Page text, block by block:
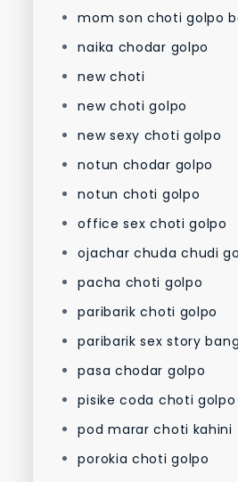
mom son choti golpo
naika chodar golpo
new choti
new choti golpo
new sexy choti golpo
notun chodar golpo
notun choti golpo
office sex choti golpo
ojachar chuda chudi
pacha choti golpo
paribarik choti golpo
paribarik sex story
pasa chodar golpo
pisike coda choti golpo
pod marar choti kahini
porokia choti golpo